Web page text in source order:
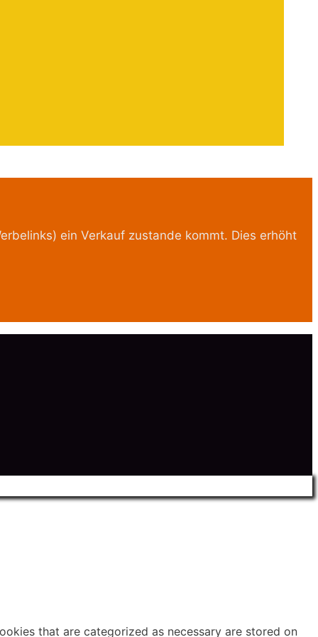
ein Verkauf zustande kommt. Dies erhöht
that are categorized as necessary are stored on